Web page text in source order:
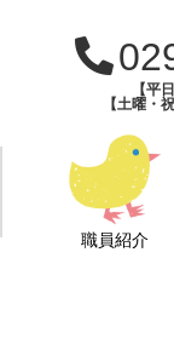
【平
【土曜・
職員紹介